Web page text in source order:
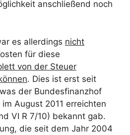
anschließend noch
es allerdings nicht
für diese
von der Steuer
. Dies ist erst seit
der Bundesfinanzhof
August 2011 erreichten
VI R 7/10) bekannt gab.
die seit dem Jahr 2004